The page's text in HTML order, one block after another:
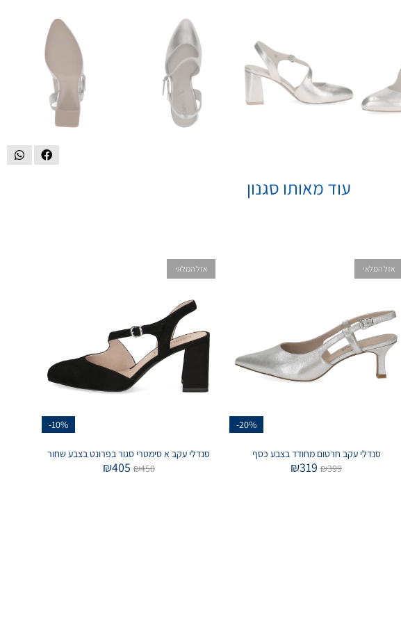
עוד מאותו סגנון
-20%
אזל המלאי
סנדלי עקב חרטום מחודד בצבע כסף
₪399
₪319
-10%
אזל המלאי
סנדלי עקב א סימטרי סגור בפרונט בצבע שחור
₪450
₪405